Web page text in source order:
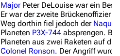
MajorPeter DeLouise war ein
Er war der zweite Brückenoffizier
Weg dorthin fiel jedoch der
Planeten P3X-744 absprengen.
Planeten aus zwei Raketen auf
Colonel Ronson. Der Angriff